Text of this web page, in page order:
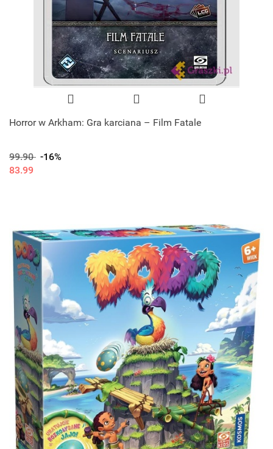
Horror w Arkham: Gra karciana – Film Fatale
99.90 -16%
83.99